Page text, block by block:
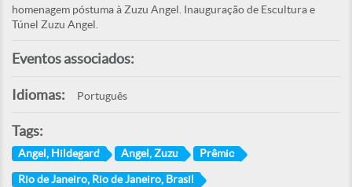
homenagem póstuma à Zuzu Angel. Inauguração de Escultura e
Túnel Zuzu Angel.
Eventos associados:
Idiomas: Português
Tags:
Angel, Hildegard Angel, Zuzu Prêmio
Rio de Janeiro, Rio de Janeiro, Brasil